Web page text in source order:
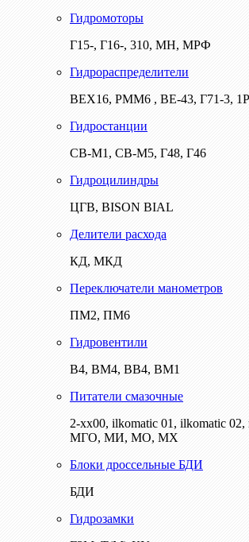
Гидромоторы
Г15-, Г16-, 310, МН, МРФ
Гидрораспределители
ВЕХ16, РММ6 , ВЕ-43, Г71-3,
Гидростанции
СВ-М1, СВ-М5, Г48, Г46
Гидроцилиндры
ЦГВ, BISON BIAL
Делители расхода
КД, МКД
Переключатели манометров
ПМ2, ПМ6
Гидровентили
В4, ВМ4, ВВ4, ВМ1
Питатели смазочные
2-хх00, ilkomatic 01, ilkomatic
МГО, МИ, МО, МХ
Блоки дроссельные БДИ
БДИ
Гидрозамки